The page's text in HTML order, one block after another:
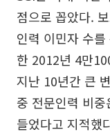
점으로 꼽았다.
인력 이민자 수
한 2012년 4만
지난 10년간 큰
중 전문인력 비
들었다고 지적했